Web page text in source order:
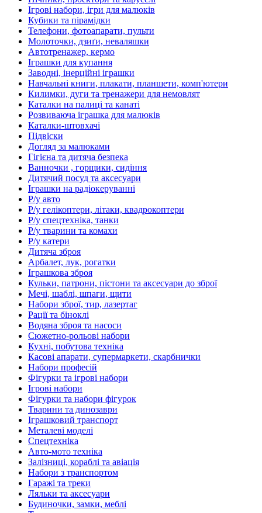
Ігрові набори, ігри для малюків
Кубики та пірамідки
Телефони, фотоапарати, пульти
Молоточки, дзиґи, неваляшки
Автотренажер, кермо
Іграшки для купання
Заводні, інерційні іграшки
Навчальні книги, плакати, планшети, комп'ютери
Килимки, дуги та тренажери для немовлят
Каталки на палиці та канаті
Розвиваюча іграшка для малюків
Каталки-штовхачі
Підвіски
Догляд за малюками
Гігієна та дитяча безпека
Ванночки , горщики, сидіння
Дитячий посуд та аксесуари
Іграшки на радіокеруванні
Р/у авто
Р/у гелікоптери, літаки, квадрокоптери
Р/у спецтехніка, танки
Р/у тварини та комахи
Р/у катери
Дитяча зброя
Арбалет, лук, рогатки
Іграшкова зброя
Кульки, патрони, пістони та аксесуари до зброї
Мечі, шаблі, шпаги, щити
Набори зброї, тир, лазертаг
Рації та біноклі
Водяна зброя та насоси
Сюжетно-рольові набори
Кухні, побутова техніка
Касові апарати, супермаркети, скарбнички
Набори професій
Фігурки та ігрові набори
Ігрові набори
Фігурки та набори фігурок
Тварини та динозаври
Іграшковий транспорт
Металеві моделі
Спецтехніка
Авто-мото техніка
Залізниці, кораблі та авіація
Набори з транспортом
Гаражі та треки
Ляльки та аксесуари
Будиночки, замки, меблі